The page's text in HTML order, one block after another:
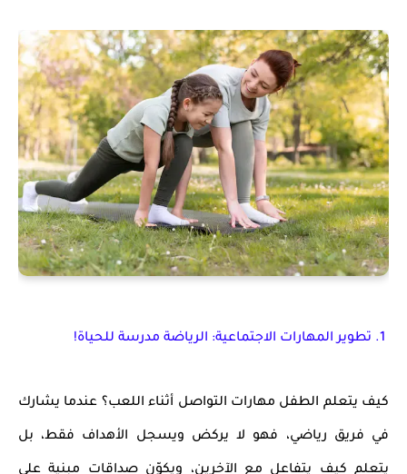
كيف يتعلم الطفل مهارات التواصل أثناء اللعب؟ عندما يشارك
في فريق رياضي، فهو لا يركض ويسجل الأهداف فقط، بل
يتعلم كيف يتفاعل مع الآخرين، ويكوّن صداقات مبنية على